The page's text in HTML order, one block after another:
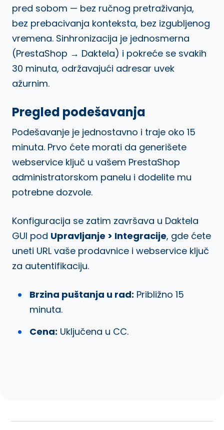
pred sobom — bez ručnog pretraživanja,
bez prebacivanja konteksta, bez izgubljenog
vremena. Sinhronizacija je jednosmerna
(PrestaShop → Daktela) i pokreće se svakih
30 minuta, održavajući adresar uvek
ažurnim.
Pregled podešavanja
Podešavanje je jednostavno i traje oko 15
minuta. Prvo ćete morati da generišete
webservice ključ u vašem PrestaShop
administratorskom panelu i dodelite mu
potrebne dozvole.
Konfiguracija se zatim završava u Daktela
GUI pod Upravljanje > Integracije, gde ćete
uneti URL vaše prodavnice i webservice ključ
za autentifikaciju.
Brzina puštanja u rad: Približno 15
minuta.
Cena: Uključena u CC.